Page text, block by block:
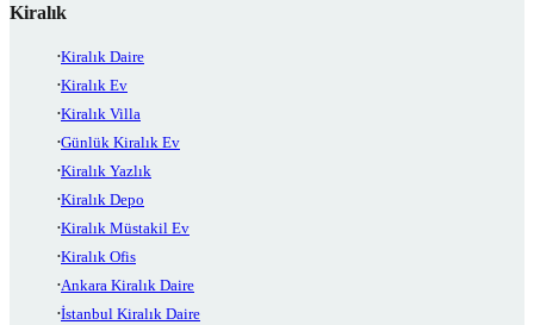
Kiralık
Kiralık Daire
Kiralık Ev
Kiralık Villa
Günlük Kiralık Ev
Kiralık Yazlık
Kiralık Depo
Kiralık Müstakil Ev
Kiralık Ofis
Ankara Kiralık Daire
İstanbul Kiralık Daire